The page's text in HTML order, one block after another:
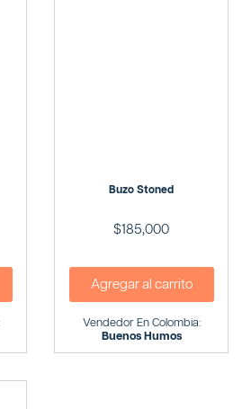
Buzo Stoned
$185,000
Agregar al carrito
Vendedor En Colombia:
Buenos Humos